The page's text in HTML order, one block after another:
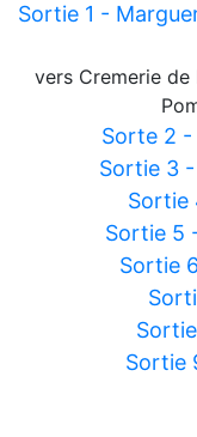
Sortie 1 -
vers Cremerie de
Sorte 2 -
Sortie 3
Sortie
Sortie 5
Sortie
Sortie